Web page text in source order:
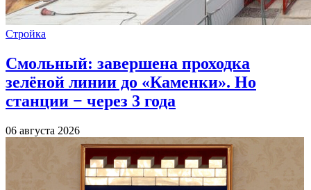
Стройка
Смольный: завершена проходка
зелёной линии до «Каменки». Но
станции − через 3 года
06 августа 2026